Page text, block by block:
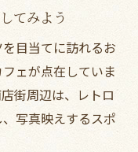
てみよう
目当てに訪れるお
ェが点在していま
街周辺は、レトロ
写真映えするスポ